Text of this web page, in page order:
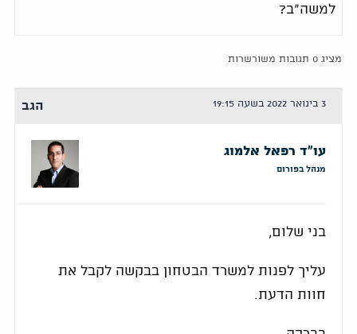
למשה"ב?
מציג 0 תגובות משורשרות
3 בינואר 2022 בשעה 19:15 הגב
עו"ד רפאל אלמוג
מנהל בפורום
בני שלום,
עליך לפנות למשרד הבטחון בבקשה לקבל את
חוות הדעת.